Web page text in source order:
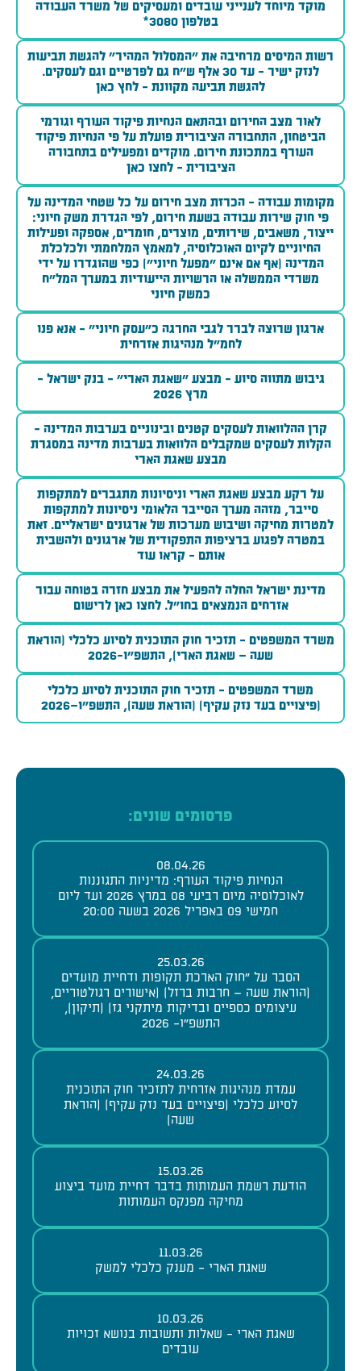
מוקד מיוחד לענייני עובדים ומעסיקים של משרד העבודה
בטלפון 3080*
רשות המיסים מרחיבה את "המסלול המהיר" להגשת תביעות
לנזק ישיר - עד 30 אלף ש"ח גם לפרטיים וגם לעסקים.
להגשת תביעה מקוונת - לחץ כאן
לאור מצב החירום ובהתאם הנחיות פיקוד העורף וגורמי
הביטחון, התחבורה הציבורית פועלת על פי הנחיות פיקוד
העורף במתכונת חירום. מוקדים ומפעילים בתחבורה
הציבורית - לחצו כאן
מקומות עבודה - הכרזת מצב חירום על כל שטחי המדינה על
פי חוק שירות עבודה בשעת חירום, לפי הגדרת משק חיוני:
ייצור, משאבים, שירותים, מוצרים, חומרים, אספקה ופעילות
החיוניים לקיום האוכלוסיה, למאמץ המלחמתי ולכלכלת
המדינה (אף אם אינם "מפעל חיוני") כפי שהוגדרו על ידי
משרדי הממשלה או הרשויות הייעודיות במערך המל"ח
כמשק חיוני
ארגון שרוצה לברר לגבי החרגה כ"עסק חיוני" - אנא פנו
לחמ"ל מנהיגות אזרחית
גיבוש מתווה סיוע - מבצע ״שאגת הארי״ - בנק ישראל -
מרץ 2026
קרן ההלוואות לעסקים קטנים ובינוניים בערבות המדינה -
הקלות לעסקים שמקבלים הלוואות בערבות מדינה במסגרת
מבצע שאגת הארי
על רקע מבצע שאגת הארי וניסיונות מתגברים למתקפות
סייבר, מזהה מערך הסייבר הלאומי ניסיונות למתקפות
למטרות מחיקה ושיבוש מערכות של ארגונים ישראליים. זאת
במטרה לפגוע ברציפות התפקודית של ארגונים ולהשבית
אותם - קראו עוד
מדינת ישראל החלה להפעיל את מבצע חזרה בטוחה עבור
אזרחים הנמצאים בחו"ל. לחצו כאן לרישום
משרד המשפטים - תזכיר חוק התוכנית לסיוע כלכלי (הוראת
שעה – שאגת הארי), התשפ"ו-2026
משרד המשפטים - תזכיר חוק התוכנית לסיוע כלכלי
(פיצויים בעד נזק עקיף) (הוראת שעה), התשפ"ו–2026
פרסומים שונים:
08.04.26
הנחיות פיקוד העורף: מדיניות התגוננות
לאוכלוסיה מיום רביעי 08 במרץ 2026 ועד ליום
חמישי 09 באפריל 2026 בשעה 20:00
25.03.26
הסבר על "חוק הארכת תקופות ודחיית מועדים
(הוראת שעה – חרבות ברזל) (אישורים רגולטוריים,
עיצומים כספיים ובדיקות מיתקני גז) (תיקון),
התשפ"ו- 2026
24.03.26
עמדת מנהיגות אזרחית לתזכיר חוק התוכנית
לסיוע כלכלי (פיצויים בעד נזק עקיף) (הוראת
שעה)
15.03.26
הודעת רשמת העמותות בדבר דחיית מועד ביצוע
מחיקה מפנקס העמותות
11.03.26
שאגת הארי - מענק כלכלי למשק
10.03.26
שאגת הארי - שאלות ותשובות בנושא זכויות
עובדים